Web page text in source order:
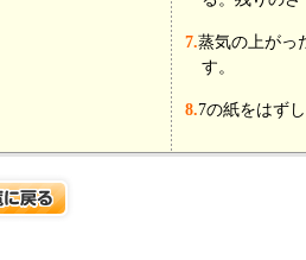
7.蒸気の上がっ
す。
8.7の紙をはず